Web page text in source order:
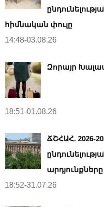
հիմնական փուլը
14:48-03.08.26
Զորայր
18:51-01.08.26
ՃՇՀԱՀ. 2026-
արդյունքները
18:52-31.07.26